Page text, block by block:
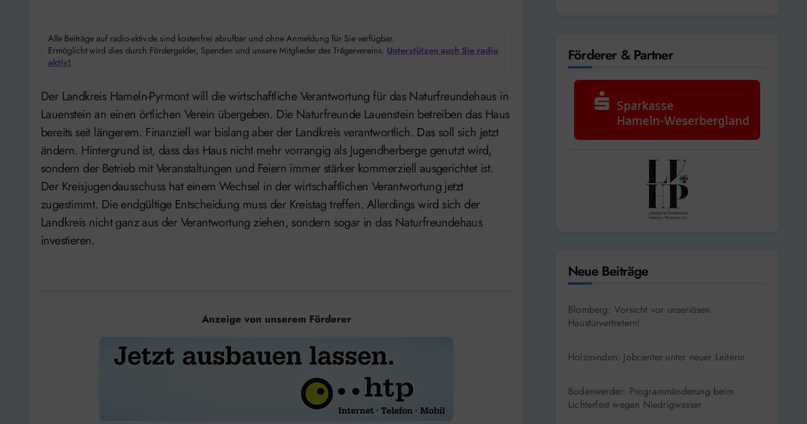
Alle Beiträge auf radio-aktiv.de sind kostenfrei abrufbar und ohne Anmeldung für Sie verfügbar.
Ermöglicht wird dies durch Fördergelder, Spenden und unsere Mitglieder des Trägervereins. Unterstützen auch Sie radio
aktiv!
Der Landkreis Hameln-Pyrmont will die wirtschaftliche Verantwortung für das Naturfreundehaus in
Lauenstein an einen örtlichen Verein übergeben. Die Naturfreunde Lauenstein betreiben das Haus
bereits seit längerem. Finanziell war bislang aber der Landkreis verantwortlich. Das soll sich jetzt
ändern. Hintergrund ist, dass das Haus nicht mehr vorrangig als Jugendherberge genutzt wird,
sondern der Betrieb mit Veranstaltungen und Feiern immer stärker kommerziell ausgerichtet ist.
Der Kreisjugendausschuss hat einem Wechsel in der wirtschaftlichen Verantwortung jetzt
zugestimmt. Die endgültige Entscheidung muss der Kreistag treffen. Allerdings wird sich der
Landkreis nicht ganz aus der Verantwortung ziehen, sondern sogar in das Naturfreundehaus
investieren.
Anzeige von unserem Förderer
Förderer & Partner
Neue Beiträge
Blomberg: Vorsicht vor unseriösen
Haustürvertretern!
Holzminden: Jobcenter unter neuer Leiterin
Bodenwerder: Programmänderung beim
Lichterfest wegen Niedrigwasser